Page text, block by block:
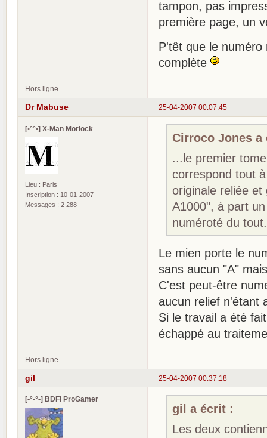
tampon, pas
première page, un
P'têt que le
complète
Hors ligne
25-04-2007 00:07:45
Dr Mabuse
[•°°•] X-Man Morlock
Lieu : Paris
Inscription : 10-01-2007
Messages : 2 288
Cirroco Jones a
...le premier
correspond tout
originale reliée
A1000", à part
numéroté du
Le mien porte le
sans aucun "A"
C'est peut-être
aucun relief n'étant
Si le travail a été
échappé au
Hors ligne
25-04-2007 00:37:18
gil
[•°•°•] BDFI ProGamer
gil a écrit :
Les deux